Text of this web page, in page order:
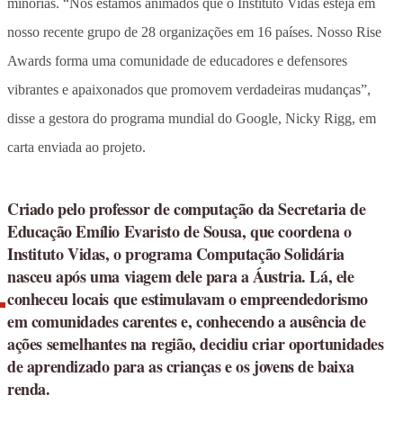
nosso recente grupo de 28 organizações em 16 países. Nosso Rise
Awards forma uma comunidade de educadores e defensores
vibrantes e apaixonados que promovem verdadeiras mudanças”,
disse a gestora do programa mundial do Google, Nicky Rigg, em
carta enviada ao projeto.
Criado pelo professor de computação da Secretaria de
Educação Emílio Evaristo de Sousa, que coordena o
Instituto Vidas, o programa Computação Solidária
nasceu após uma viagem dele para a Áustria. Lá, ele
conheceu locais que estimulavam o empreendedorismo
em comunidades carentes e, conhecendo a ausência de
ações semelhantes na região, decidiu criar oportunidades
de aprendizado para as crianças e os jovens de baixa
renda.